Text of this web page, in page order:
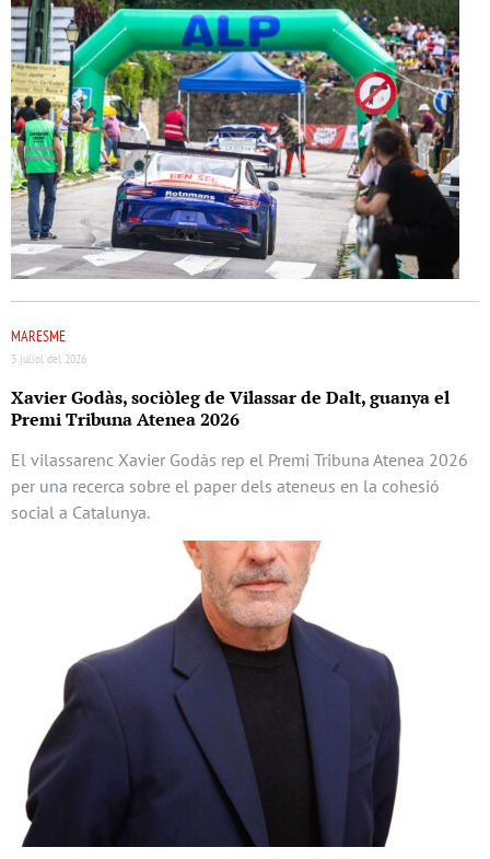
MARESME
3 juliol del 2026
Xavier Godàs, sociòleg de Vilassar de Dalt, guanya el
Premi Tribuna Atenea 2026
El vilassarenc Xavier Godàs rep el Premi Tribuna Atenea 2026
per una recerca sobre el paper dels ateneus en la cohesió
social a Catalunya.